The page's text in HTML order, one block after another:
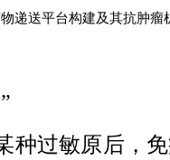
递送平台构建及其抗肿
过敏原后，免